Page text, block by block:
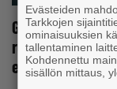
Growth through
research and
experience”
Evästeiden
Tarkkojen
ominaisuuksien
tallentaminen
Kohdennettu
sisällön mittaus,